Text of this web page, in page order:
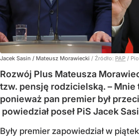
Jacek Sasin / Mateusz Morawiecki / Źródło: PAP /
Rozwój Plus Mateusza
tzw. pensję rodzicielską. – Mnie
ponieważ pan premier był
powiedział poseł PiS Jacek
Były premier zapowiedział w